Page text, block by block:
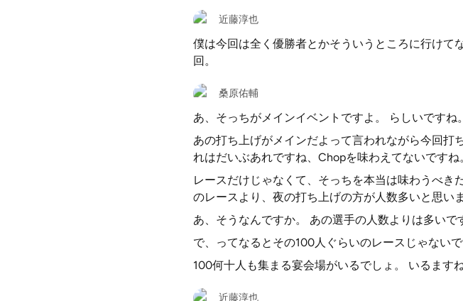
近藤淳也
僕は今回は全く優勝者とかそういうところに行けて
回。
桑原佑輔
あ、そっちがメインイベントですよ。 らしいですね
あの打ち上げがメインだよって言われながら今回打
れはだいぶあれですね、Chopを味わえてないですね
レースだけじゃなくて、そっちを本当は味わうべ
のレースより、夜の打ち上げの方が人数多いと思いま
あ、そうなんですか。 あの選手の人数よりは多いで
で、ってなるとその100人ぐらいのレースじゃないで
100何十人も集まる宴会場がいるでしょ。 いるます
近藤淳也